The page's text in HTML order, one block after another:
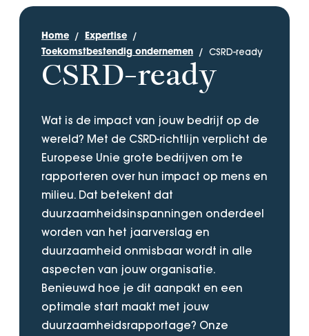
Home
Expertise
Toekomstbestendig ondernemen
CSRD-ready
CSRD-ready
Wat is de impact van jouw bedrijf op de
wereld? Met de CSRD-richtlijn verplicht de
Europese Unie grote bedrijven om te
rapporteren over hun impact op mens en
milieu. Dat betekent dat
duurzaamheidsinspanningen onderdeel
worden van het jaarverslag en
duurzaamheid onmisbaar wordt in alle
aspecten van jouw organisatie.
Benieuwd hoe je dit aanpakt en een
optimale start maakt met jouw
duurzaamheidsrapportage? Onze